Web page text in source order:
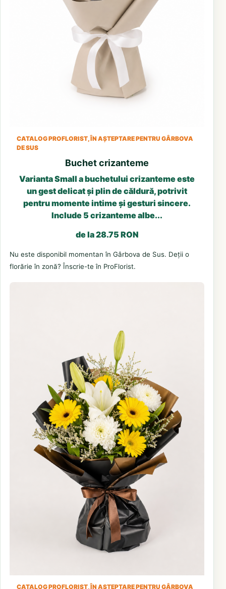
CATALOG PROFLORIST, ÎN AȘTEPTARE PENTRU GÂRBOVA
DE SUS
Buchet crizanteme
Varianta Small a buchetului crizanteme este
un gest delicat și plin de căldură, potrivit
pentru momente intime și gesturi sincere.
Include 5 crizanteme albe...
de la 28.75 RON
Nu este disponibil momentan în Gârbova de Sus. Deții o
florărie în zonă? Înscrie-te în ProFlorist.
CATALOG PROFLORIST, ÎN AȘTEPTARE PENTRU GÂRBOVA